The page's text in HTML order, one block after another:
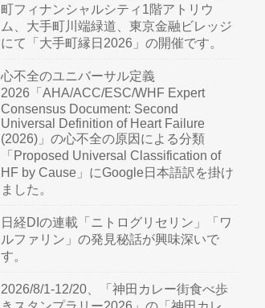
町フィナンシャルシティ1階アトリウ
ム、大手町川端緑道、東京金融ビレッジ
にて「大手町縁日2026」の開催です。
心不全のユニバーサル定義
2026「AHA/ACC/ESC/WHF Expert
Consensus Document: Second
Universal Definition of Heart Failure
(2026)」の心不全の原因による分類
「Proposed Universal Classification of
HF by Cause」にGoogle日本語訳を掛け
ました。
日経DIの連載「ニトログリセリン」「ワ
ルファリン」の発見秘話が興味深いで
す。
2026/8/1-12/20、「神田カレー街食べ歩